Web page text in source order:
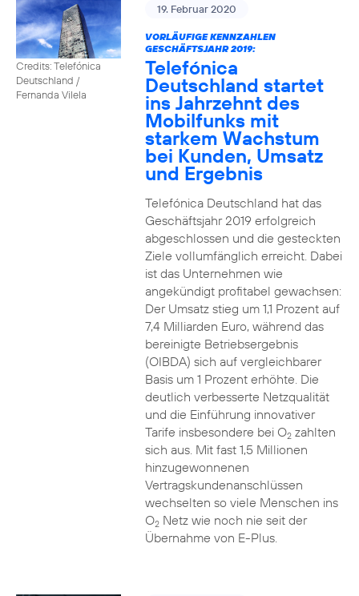
Credits: Telefónica
Deutschland /
Fernanda Vilela
19. Februar 2020
VORLÄUFIGE KENNZAHLEN
GESCHÄFTSJAHR 2019:
Telefónica
Deutschland startet
ins Jahrzehnt des
Mobilfunks mit
starkem Wachstum
bei Kunden, Umsatz
und Ergebnis
Telefónica Deutschland hat das
Geschäftsjahr 2019 erfolgreich
abgeschlossen und die gesteckten
Ziele vollumfänglich erreicht. Dabei
ist das Unternehmen wie
angekündigt profitabel gewachsen:
Der Umsatz stieg um 1,1 Prozent auf
7,4 Milliarden Euro, während das
bereinigte Betriebsergebnis
(OIBDA) sich auf vergleichbarer
Basis um 1 Prozent erhöhte. Die
deutlich verbesserte Netzqualität
und die Einführung innovativer
Tarife insbesondere bei O2zahlten
sich aus. Mit fast 1,5 Millionen
hinzugewonnenen
Vertragskundenanschlüssen
wechselten so viele Menschen ins
O2Netz wie noch nie seit der
Übernahme von E-Plus.